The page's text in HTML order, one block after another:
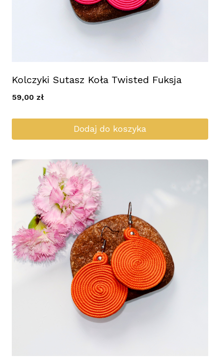
Kolczyki Sutasz Koła Twisted Fuksja
59,00 zł
Dodaj do koszyka